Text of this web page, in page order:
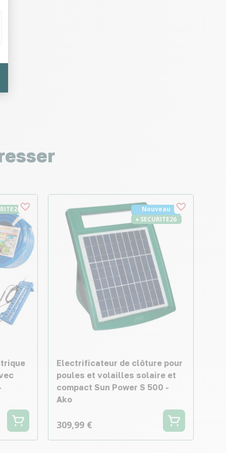
Nouveau
♦ SECURITE26
Electrificateur de clôture pour
poules et volailles solaire et
compact Sun Power S 500 -
Ako
309,99 €